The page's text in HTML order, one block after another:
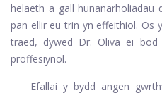
helaeth a gall hunanarholiadau
pan ellir eu trin yn effeithiol. Os
traed, dywed Dr. Oliva ei
proffesiynol.
Efallai y bydd angen